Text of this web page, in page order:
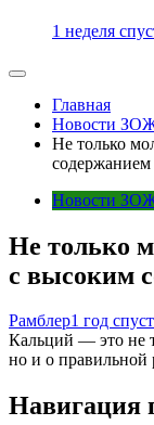
1 неделя
Главная
Новости
Не только
содержанием
Новости
Не только
с высоким
Рамблер1 год
Кальций — это не
но и о правильной
Навигация